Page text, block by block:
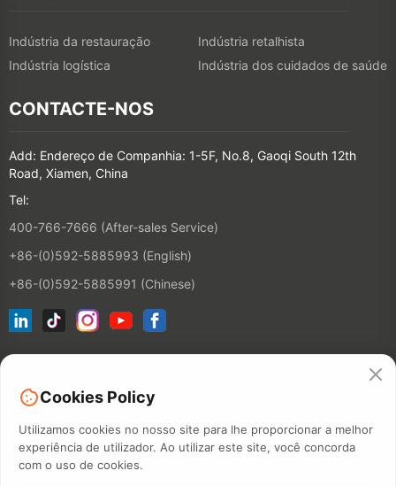
Indústria da restauração
Indústria retalhista
Indústria logística
Indústria dos cuidados de saúde
CONTACTE-NOS
Add: Endereço de Companhia: 1-5F, No.8, Gaoqi South 12th
Road, Xiamen, China
Tel:
400-766-7666 (After-sales Service)
+86-(0)592-5885993 (English)
+86-(0)592-5885991 (Chinese)
Cookies Policy
Utilizamos cookies no nosso site para lhe proporcionar a melhor
experiência de utilizador. Ao utilizar este site, você concorda
com o uso de cookies.